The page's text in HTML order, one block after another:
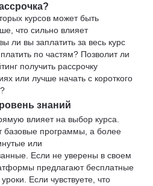
курсов может быть
что сильно влияет
ли вы заплатить за весь курс
по частям? Позволит ли
получить рассрочку
или лучше начать с короткого
знаний
влияет на выбор курса.
базовые программы, а более
или
Если не уверены в своем
предлагают бесплатные
Если чувствуете, что